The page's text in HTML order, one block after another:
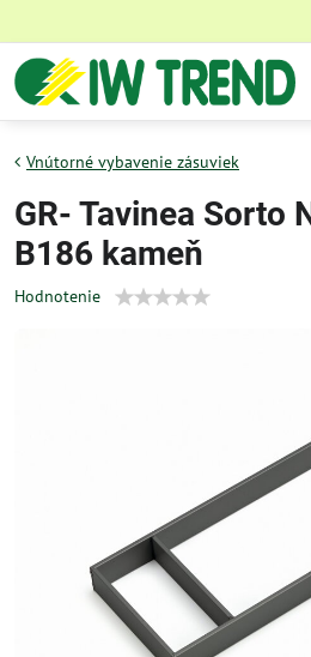
Vnútorné vybavenie zásuviek
GR- Tavinea Sorto
B186 kameň
Hodnotenie